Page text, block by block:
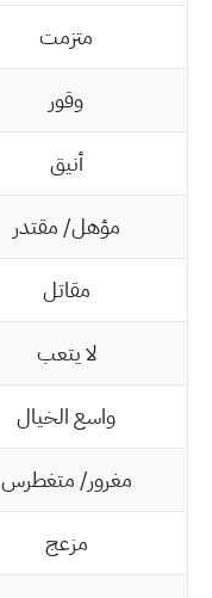
متزمت
وقور
أنيق
مؤهل/ مقتدر
مقاتل
لا يتعب
واسع الخيال
مغرور/ متغطرس
مزعج